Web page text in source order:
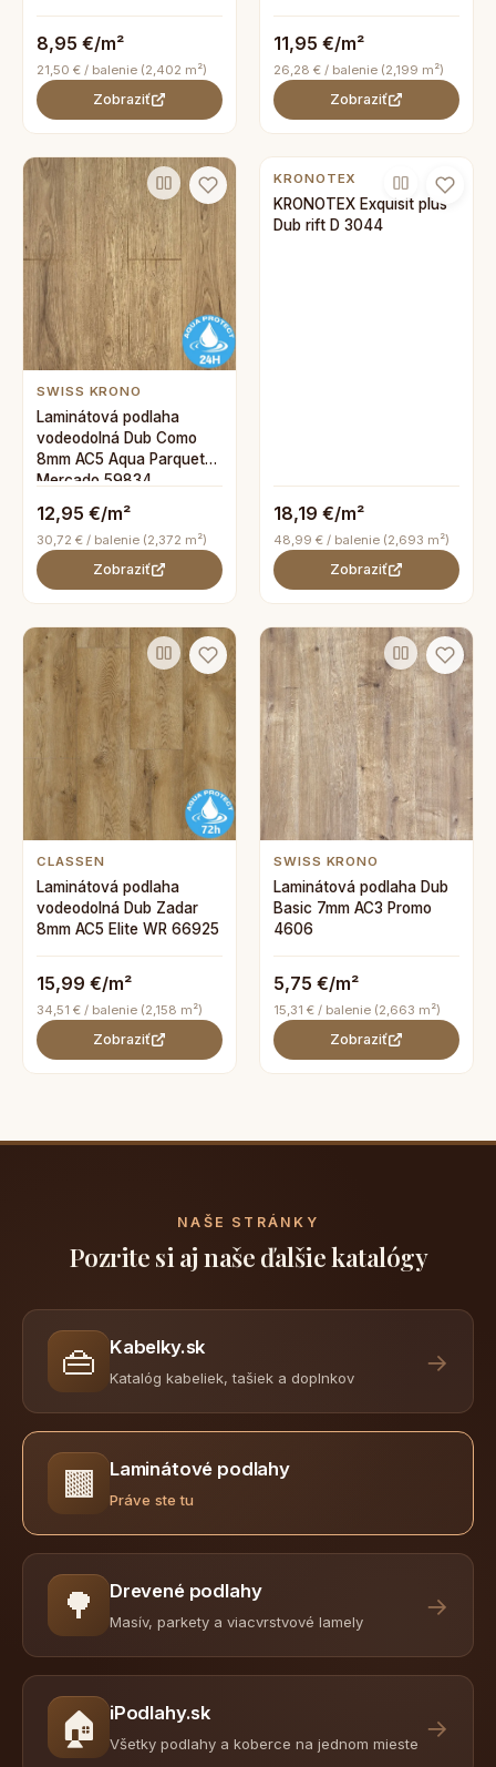
8,95 €/m²
21,50 € / balenie (2,402 m²)
Zobraziť
11,95 €/m²
26,28 € / balenie (2,199 m²)
Zobraziť
SWISS KRONO
Laminátová podlaha
vodeodolná Dub Como
8mm AC5 Aqua Parquet
Mercado 59834
12,95 €/m²
30,72 € / balenie (2,372 m²)
Zobraziť
KRONOTEX
KRONOTEX Exquisit plus
Dub rift D 3044
18,19 €/m²
48,99 € / balenie (2,693 m²)
Zobraziť
CLASSEN
Laminátová podlaha
vodeodolná Dub Zadar
8mm AC5 Elite WR 66925
15,99 €/m²
34,51 € / balenie (2,158 m²)
Zobraziť
SWISS KRONO
Laminátová podlaha Dub
Basic 7mm AC3 Promo
4606
5,75 €/m²
15,31 € / balenie (2,663 m²)
Zobraziť
NAŠE STRÁNKY
Pozrite si aj naše ďalšie katalógy
👜 Kabelky.sk
Katalóg kabeliek, tašiek a doplnkov
→
🟫 Laminátové podlahy
Práve ste tu
🌳 Drevené podlahy
Masív, parkety a viacvrstvové lamely
→
🏠 iPodlahy.sk
Všetky podlahy a koberce na jednom mieste
→